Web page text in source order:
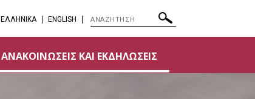
EΛΛΗΝΙΚΑ ENGLISH
ΑΝΑΚΟΙΝΩΣΕΙΣ ΚΑΙ ΕΚΔΗΛΩΣΕΙΣ